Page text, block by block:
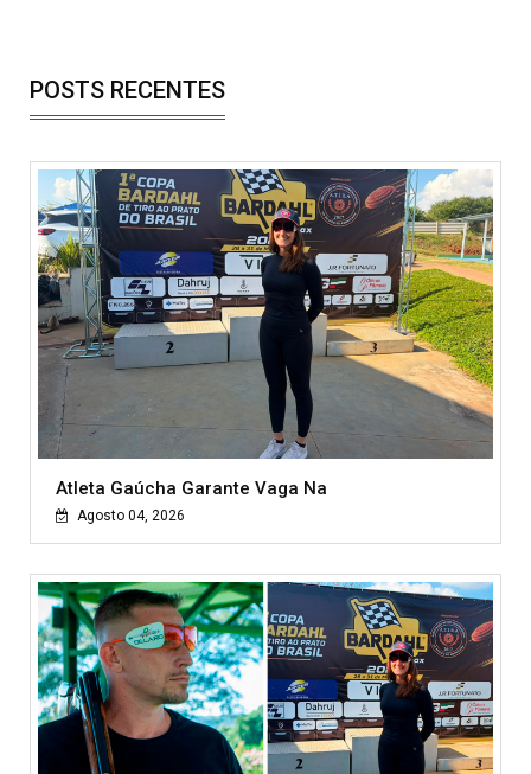
POSTS RECENTES
Atleta Gaúcha Garante Vaga Na
Agosto 04, 2026